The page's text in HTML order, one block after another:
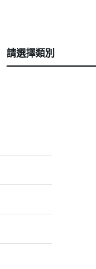
請選擇類別